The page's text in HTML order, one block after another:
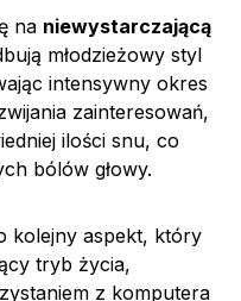
na niewystarczającą
młodzieżowy styl
intensywny okres
zainteresowań,
ilości snu, co
bólów głowy.
kolejny aspekt, który
tryb życia,
z komputera